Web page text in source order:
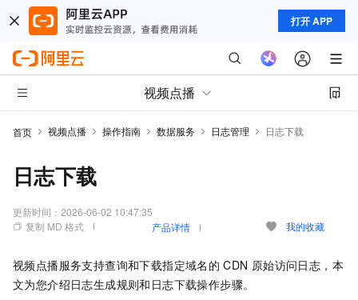
打开 APP
视频点播
首页 视频点播 操作指南 数据服务 日志管理 日志下载
日志下载
更新时间： 2026-06-02 10:47:35
复制 MD 格式
产品详情 我的收藏
视频点播服务支持查询和下载指定域名的 CDN 原始访问日志，本
文为您介绍日志生成规则和日志下载操作步骤。